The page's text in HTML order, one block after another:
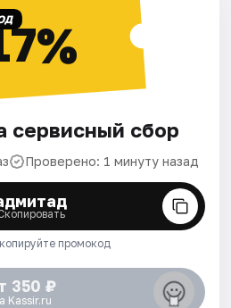
сервисный сбор
Проверено: 1 минуту назад
промокод
350 ₽
Kassir.ru